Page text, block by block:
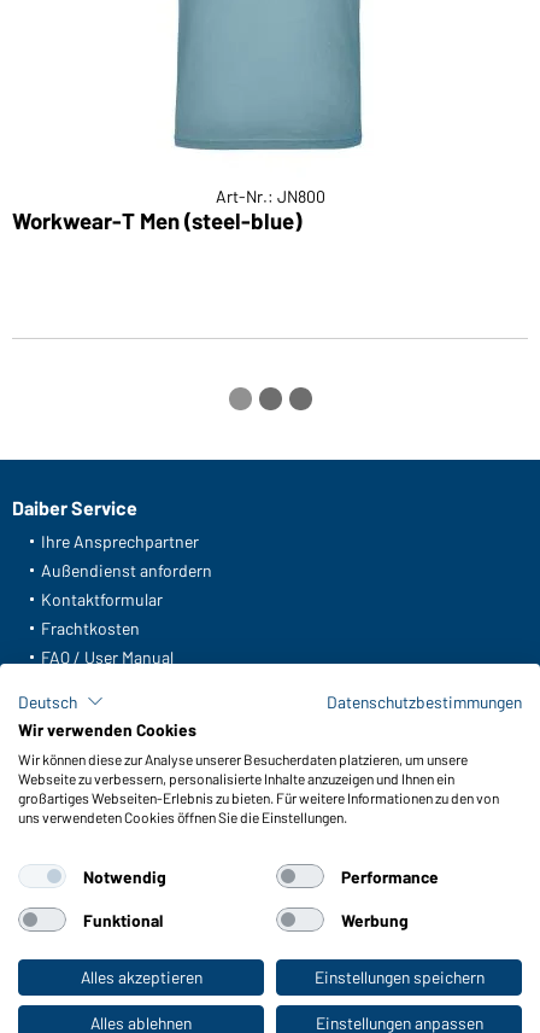
Zum Privatkunden-Shop
Art-Nr.: JN800
Workwear-T Men (steel-blue)
Daiber Service
Ihre Ansprechpartner
Außendienst anfordern
Kontaktformular
Frachtkosten
FAQ / User Manual
Meldeportal nach Hinweisgeberschutz
Funktionen & Pflege
Produkteigenschaften
Pflegehinweise
Farben
WORKWEAR COLLECTION
Die ideale Wahl für Professionals: Kollektionen
entdecken!
Deutsch
Datenschutzbestimmungen
Wir verwenden Cookies
Wir können diese zur Analyse unserer Besucherdaten platzieren, um unsere
Webseite zu verbessern, personalisierte Inhalte anzuzeigen und Ihnen ein
großartiges Webseiten-Erlebnis zu bieten. Für weitere Informationen zu den von
uns verwendeten Cookies öffnen Sie die Einstellungen.
Notwendig Performance
Funktional Werbung
Alles akzeptieren Einstellungen speichern
Alles ablehnen Einstellungen anpassen